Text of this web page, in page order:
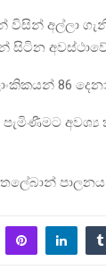
අල්ලා
සිටින
86